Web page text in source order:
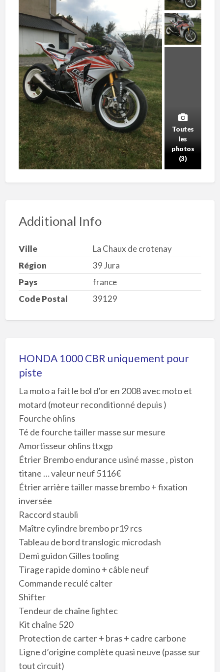
Toutes
les
photos
(3)
Additional Info
Ville
La Chaux de crotenay
Région
39 Jura
Pays
france
Code Postal
39129
HONDA 1000 CBR uniquement pour
piste
La moto a fait le bol d’or en 2008 avec moto et
motard (moteur reconditionné depuis )
Fourche ohlins
Té de fourche tailler masse sur mesure
Amortisseur ohlins ttxgp
Étrier Brembo endurance usiné masse , piston
titane … valeur neuf 5116€
Étrier arrière tailler masse brembo + fixation
inversée
Raccord staubli
Maître cylindre brembo pr19 rcs
Tableau de bord translogic microdash
Demi guidon Gilles tooling
Tirage rapide domino + câble neuf
Commande reculé calter
Shifter
Tendeur de chaîne lightec
Kit chaîne 520
Protection de carter + bras + cadre carbone
Ligne d’origine complète quasi neuve (passe sur
tout circuit)